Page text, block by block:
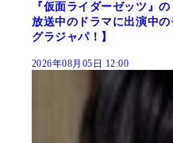
『仮面ライダーゼッツ』
放送中のドラマに出演中
グラジャパ！】
2026年08月05日 12:00